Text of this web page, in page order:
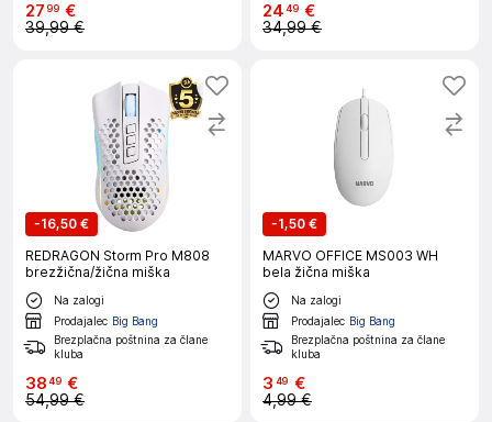
2799 €
39,99 €
2449 €
34,99 €
-16,50 €
REDRAGON Storm Pro M808
brezžična/žična miška
Na zalogi
Prodajalec Big Bang
Brezplačna poštnina za člane
kluba
3849 €
54,99 €
-1,50 €
MARVO OFFICE MS003 WH
bela žična miška
Na zalogi
Prodajalec Big Bang
Brezplačna poštnina za člane
kluba
3 49 €
4,99 €